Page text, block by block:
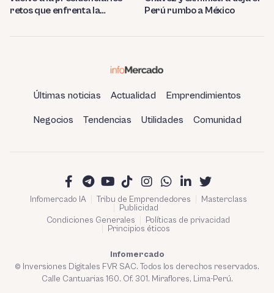
retos que enfrenta la
Perú rumbo a México
Últimas noticias Actualidad Emprendimientos
Negocios Tendencias Utilidades Comunidad
Infomercado IA Tribu de Emprendedores
Masterclass
Publicidad
Condiciones Generales
Políticas de privacidad
Principios éticos
Infomercado
© Inversiones Digitales FVR SAC. Todos los derechos reservados.
Calle Cantuarias 160. Of. 301. Miraflores, Lima-Perú.